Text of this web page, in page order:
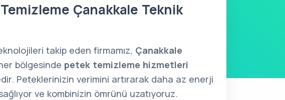
Çanakkale Teknik
takip eden firmamız, Çanakkale
bölgesinde petek temizleme hizmetleri
Peteklerinizin verimini artırarak daha az enerji
ve kombinizin ömrünü uzatıyoruz.